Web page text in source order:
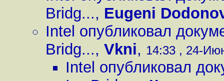
Bridg..., Eugeni
Intel опубликовал
Bridg..., Vkni, 14:33 , 24-
Intel опубликовал